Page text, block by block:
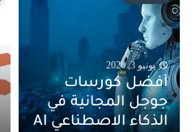
يونيو 3, 2026
أفضل كورسات
جوجل المجانية في
الذكاء الاصطناعي AI